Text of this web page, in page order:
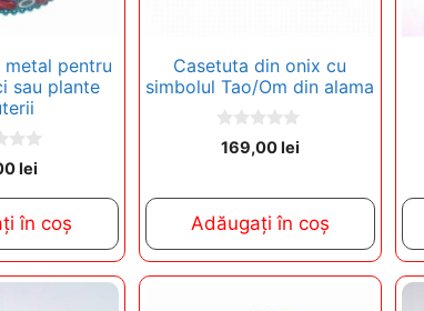
pentru
sau plante
lei
în coș
Casetuta din onix cu
simbolul Tao/Om din alama
0
o
o
f
5
169,00lei
Adăugați în coș